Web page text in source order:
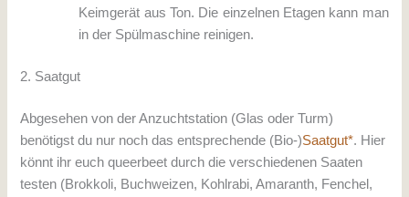
Keimgerät aus Ton. Die einzelnen Etagen kann man
in der Spülmaschine reinigen.
2. Saatgut
Abgesehen von der Anzuchtstation (Glas oder Turm)
benötigst du nur noch das entsprechende (Bio-)Saatgut*. Hier
könnt ihr euch queerbeet durch die verschiedenen Saaten
testen (Brokkoli, Buchweizen, Kohlrabi, Amaranth, Fenchel,